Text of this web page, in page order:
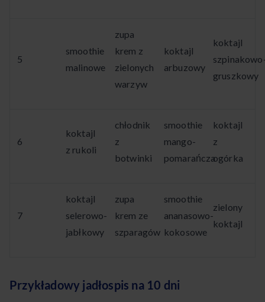
5
smoothie
malinowe
zupa
krem z
zielonych
warzyw
koktajl
arbuzowy
koktajl
gruszkowy
6
koktajl
z rukoli
chłodnik
z
botwinki
smoothie
mango-
pomarańcza
koktajl
z
ogórka
7
koktajl
selerowo-
jabłkowy
zupa
krem ze
szparagów
smoothie
ananasowo-
kokosowe
zielony
koktajl
Przykładowy jadłospis na 10 dni